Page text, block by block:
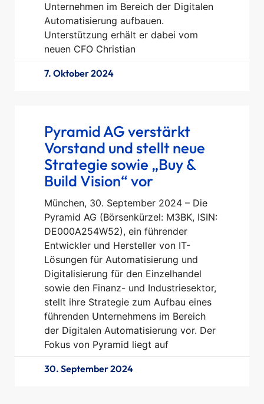
Unternehmen im Bereich der Digitalen
Automatisierung aufbauen.
Unterstützung erhält er dabei vom
neuen CFO Christian
7. Oktober 2024
Pyramid AG verstärkt
Vorstand und stellt neue
Strategie sowie „Buy &
Build Vision“ vor
München, 30. September 2024 – Die
Pyramid AG (Börsenkürzel: M3BK, ISIN:
DE000A254W52), ein führender
Entwickler und Hersteller von IT-
Lösungen für Automatisierung und
Digitalisierung für den Einzelhandel
sowie den Finanz- und Industriesektor,
stellt ihre Strategie zum Aufbau eines
führenden Unternehmens im Bereich
der Digitalen Automatisierung vor. Der
Fokus von Pyramid liegt auf
30. September 2024